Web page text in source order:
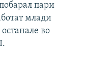
пари
млади
во